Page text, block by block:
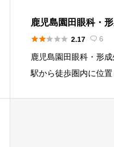
鹿児島園田眼科・
 2.17  6
鹿児島園田眼科・形
駅から徒歩圏内に位